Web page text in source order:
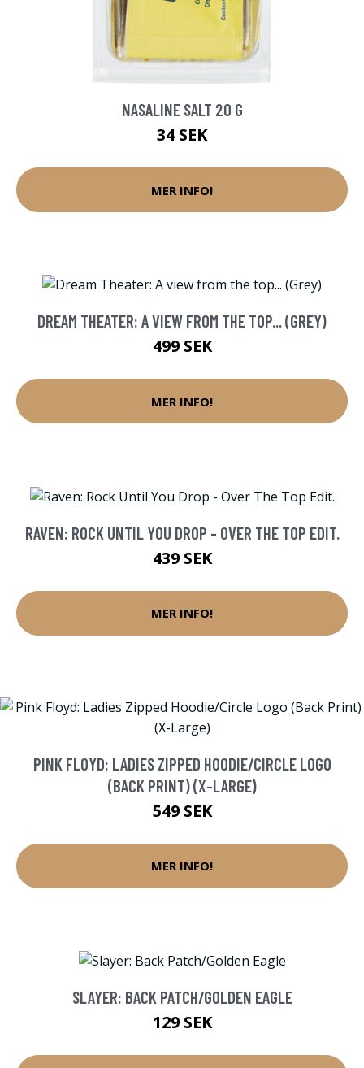
NASALINE SALT 20 G
34 SEK
MER INFO!
DREAM THEATER: A VIEW FROM THE TOP... (GREY)
499 SEK
MER INFO!
RAVEN: ROCK UNTIL YOU DROP - OVER THE TOP EDIT.
439 SEK
MER INFO!
PINK FLOYD: LADIES ZIPPED HOODIE/CIRCLE LOGO
(BACK PRINT) (X-LARGE)
549 SEK
MER INFO!
SLAYER: BACK PATCH/GOLDEN EAGLE
129 SEK